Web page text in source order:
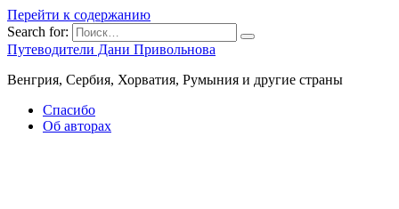
Перейти к содержанию
Search for:
Путеводители Дани Привольнова
Венгрия, Сербия, Хорватия, Румыния и другие страны
Спасибо
Об авторах